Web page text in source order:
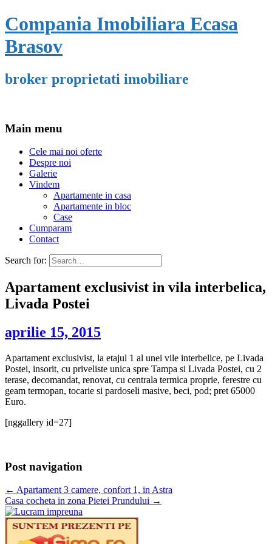
Compania Imobiliara Ecasa
Brasov
broker proprietati imobiliare
Main menu
Cele mai noi oferte
Despre noi
Galerie
Vindem
Apartamente in casa
Apartamente in bloc
Case
Cumparam
Contact
Search for:
Apartament exclusivist in vila interbelica,
Livada Postei
aprilie 15, 2015
Apartament exclusivist, la etajul 1 al unei vile interbelice, pe Livada
Postei, insorit, cu priveliste unica spre Tampa si Livada Postei, cu 2
terase, decomandat, renovat, cu centrala termica proprie, ferestre cu
geam termopan, tocarie si pardoseli masive, beci, pod; pret 65000
Euro.
[nggallery id=27]
Post navigation
← Apartament 3 camere, confort 1, in Astra
Casa cocheta in zona Pietei Prundului →